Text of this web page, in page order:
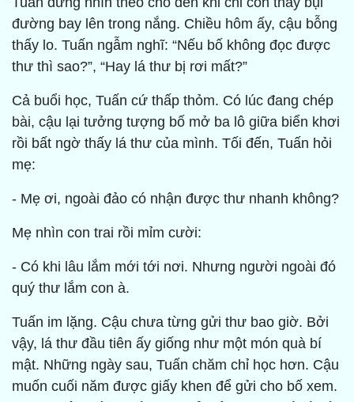
đường bay lên trong nắng. Chiều hôm ấy, cậu bỗng
thấy lo. Tuấn ngẫm nghĩ: “Nếu bố không đọc được
thư thì sao?”, “Hay lá thư bị rơi mất?”
Cả buổi học, Tuấn cứ thấp thỏm. Có lúc đang chép
bài, cậu lại tưởng tượng bố mở ba lô giữa biển khơi
rồi bất ngờ thấy lá thư của mình. Tối đến, Tuấn hỏi
mẹ:
- Mẹ ơi, ngoài đảo có nhận được thư nhanh không?
Mẹ nhìn con trai rồi mỉm cười:
- Có khi lâu lắm mới tới nơi. Nhưng người ngoài đó
quý thư lắm con à.
Tuấn im lặng. Cậu chưa từng gửi thư bao giờ. Bởi
vậy, lá thư đầu tiên ấy giống như một món quà bí
mật. Những ngày sau, Tuấn chăm chỉ học hơn. Cậu
muốn cuối năm được giấy khen để gửi cho bố xem.